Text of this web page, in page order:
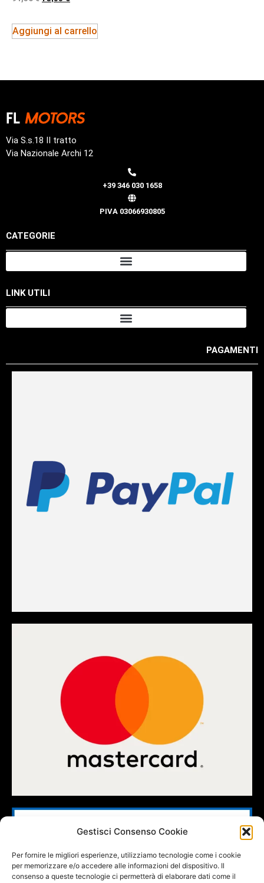
Gestisci Consenso Cookie
Per fornire le migliori esperienze, utilizziamo tecnologie come i cookie
per memorizzare e/o accedere alle informazioni del dispositivo. Il
consenso a queste tecnologie ci permetterà di elaborare dati come il
Aggiungi al carrello
Via S.s.18 II tratto
Via Nazionale Archi 12
+39 346 030 1658
PIVA 03066930805
CATEGORIE
LINK UTILI
PAGAMENTI